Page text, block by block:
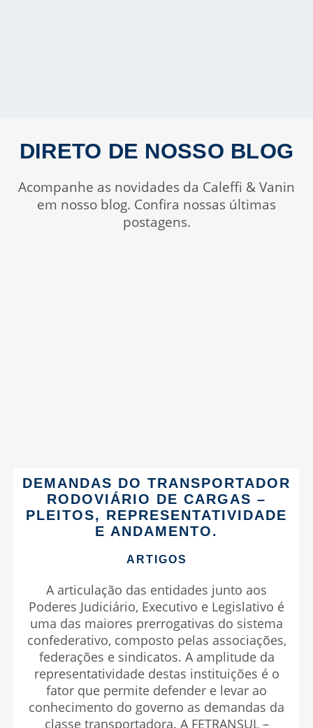
DIRETO DE NOSSO BLOG
Acompanhe as novidades da Caleffi & Vanin
em nosso blog. Confira nossas últimas
postagens.
DEMANDAS DO TRANSPORTADOR
RODOVIÁRIO DE CARGAS –
PLEITOS, REPRESENTATIVIDADE
E ANDAMENTO.
ARTIGOS
A articulação das entidades junto aos
Poderes Judiciário, Executivo e Legislativo é
uma das maiores prerrogativas do sistema
confederativo, composto pelas associações,
federações e sindicatos. A amplitude da
representatividade destas instituições é o
fator que permite defender e levar ao
conhecimento do governo as demandas da
classe transportadora. A FETRANSUL –